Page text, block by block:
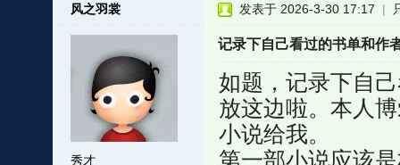
风之羽裳
秀才
发表于 2026-3-30 17:17 |
记录下自己看过的书单和作
如题，记录下自
放这边啦。本人
小说给我。
第一部小说应该